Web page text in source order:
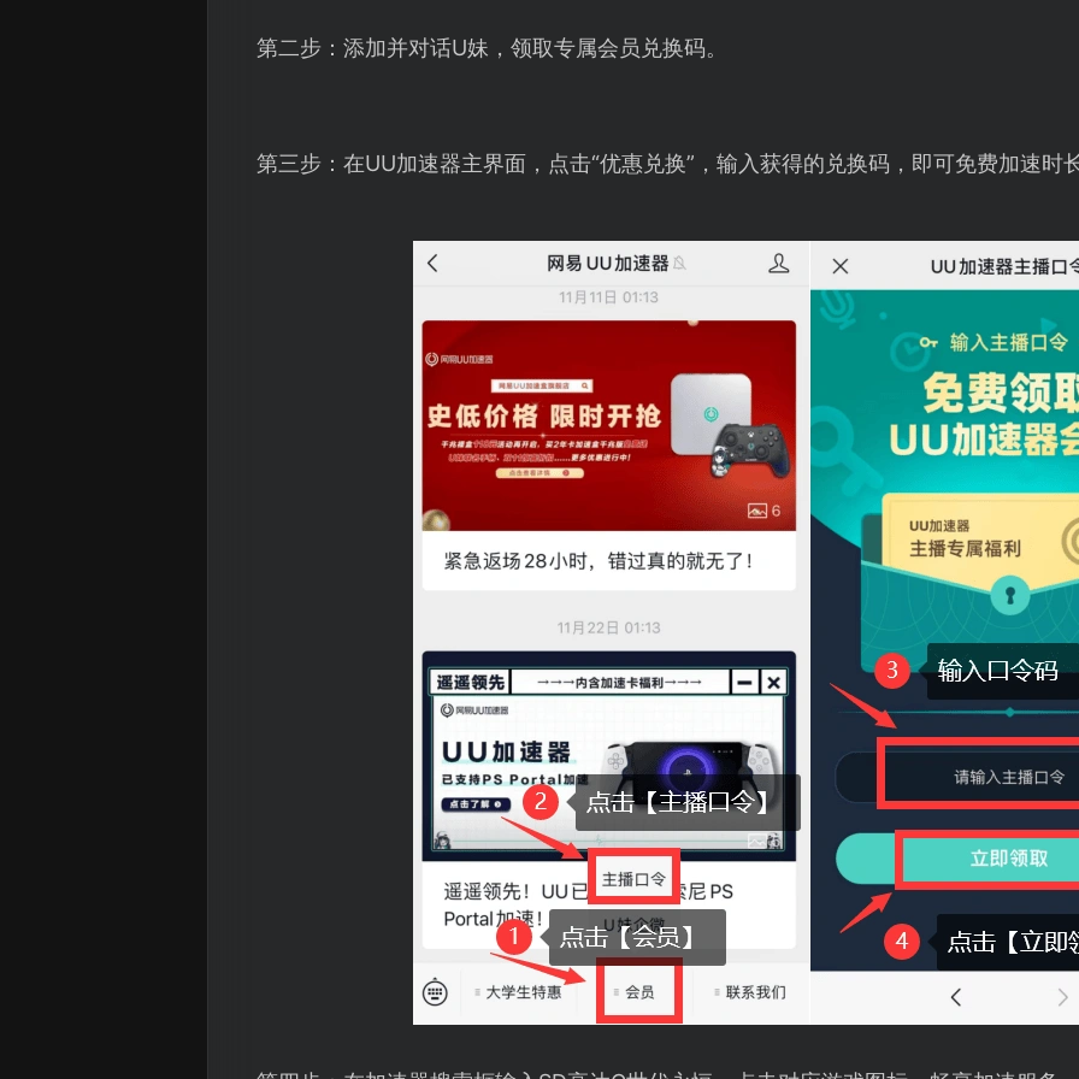
第二步：添加并对话U妹，领取专属会员兑换码。
第三步：在UU加速器主界面，点击“优惠兑换”，输入获得的兑换码，即可免费加速时